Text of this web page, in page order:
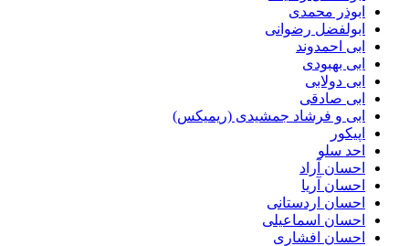
ابوذر محمدی
ابولفضل رضوانی
ابی احمدوند
ابی بهبودی
ابی دولابی
ابی صادقی
ابی و فرشاد جمشیدی (ریمیکس)
اپیکور
احد سلو
احسان آراد
احسان آریا
احسان اردستانی
احسان اسماعیلی
احسان افشاری